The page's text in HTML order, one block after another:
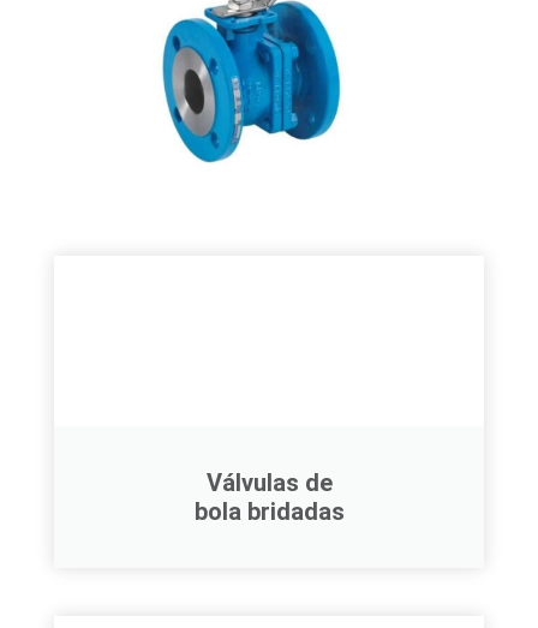
Válvulas de
bola bridadas